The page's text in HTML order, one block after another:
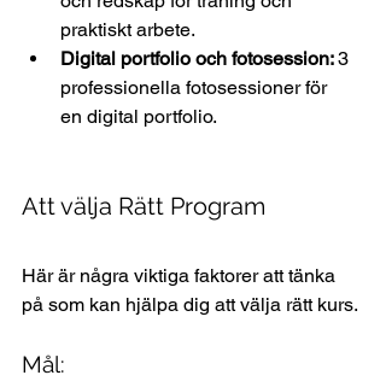
praktiskt arbete.
Digital portfolio och fotosession: 3
professionella fotosessioner för
en digital portfolio.
Att välja Rätt Program
Här är några viktiga faktorer att tänka
på som kan hjälpa dig att välja rätt kurs.
Mål: